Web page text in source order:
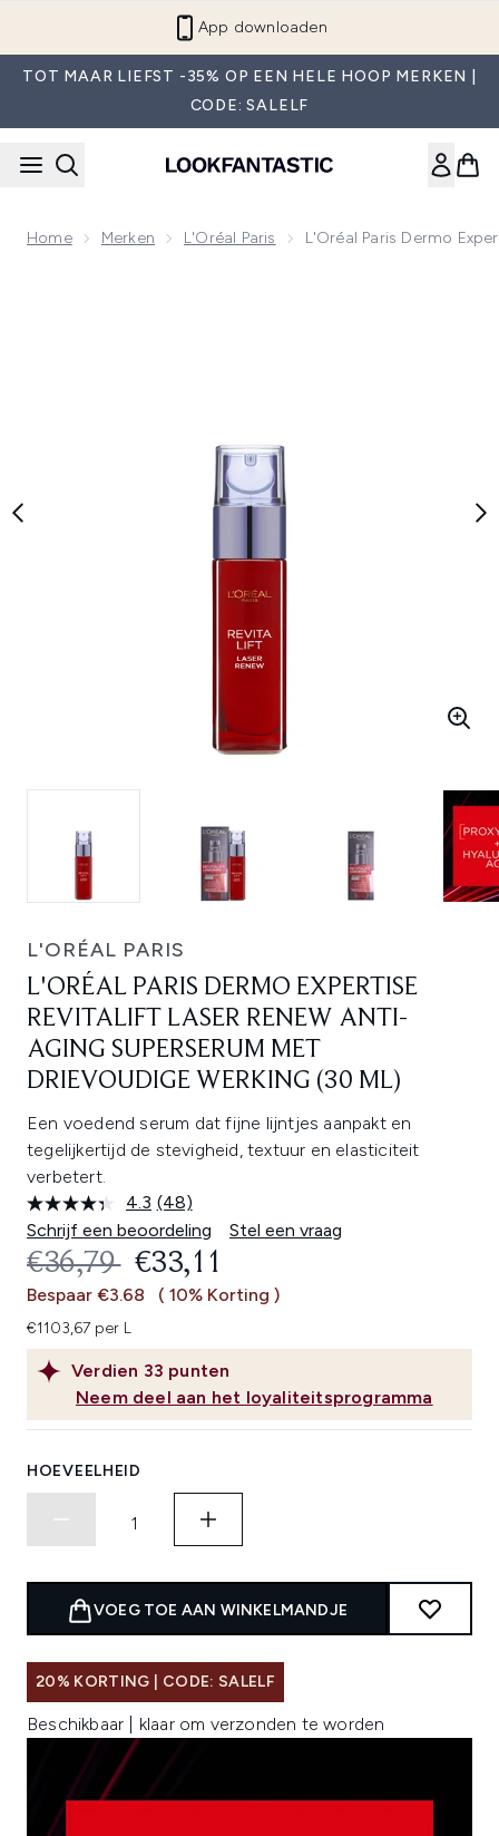
App downloaden
TOT MAAR LIEFST -35% OP EEN HELE HOOP MERKEN |
CODE: SALELF
Home Merken L'Oréal Paris L'Oréal Paris Dermo
L'ORÉAL PARIS
L'ORÉAL PARIS DERMO EXPERTISE
REVITALIFT LASER RENEW ANTI-
AGING SUPERSERUM MET
DRIEVOUDIGE WERKING (30 ML)
Een voedend serum dat fijne lijntjes aanpakt en
tegelijkertijd de stevigheid, textuur en elasticiteit
verbetert.
4.3 Lees
48
beoordelingen.
Dezelfde
paginalink.
(48)
Schrijf een beoordeling
Stel een vraag
Verdien 33 punten
Neem deel aan het loyaliteitsprogramma
RECOMMENDED RETAIL PRICE:
€36,79 HUIDIGE PRIJS:
€33,11
Bespaar €3.68 ( 10% Korting )
€1103,67 per L
HOEVEELHEID
VOEG TOE AAN WINKELMANDJE
20% KORTING | CODE: SALELF
Beschikbaar | klaar om verzonden te worden